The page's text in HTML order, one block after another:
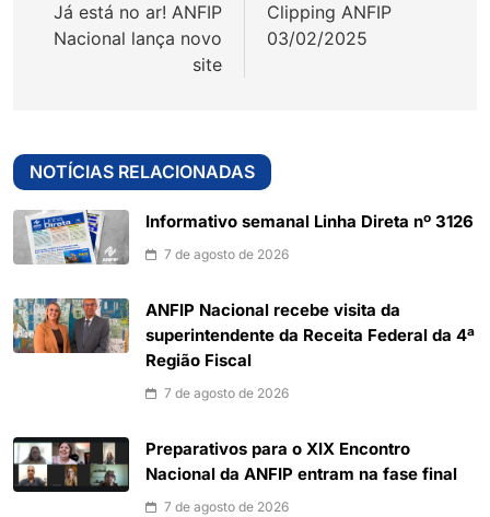
Post
Já está no ar! ANFIP
Nacional lança novo
site
Clipping ANFIP
03/02/2025
NOTÍCIAS RELACIONADAS
Informativo semanal Linha Direta nº 3126
7 de agosto de 2026
ANFIP Nacional recebe visita da
superintendente da Receita Federal da 4ª
Região Fiscal
7 de agosto de 2026
Preparativos para o XIX Encontro
Nacional da ANFIP entram na fase final
7 de agosto de 2026